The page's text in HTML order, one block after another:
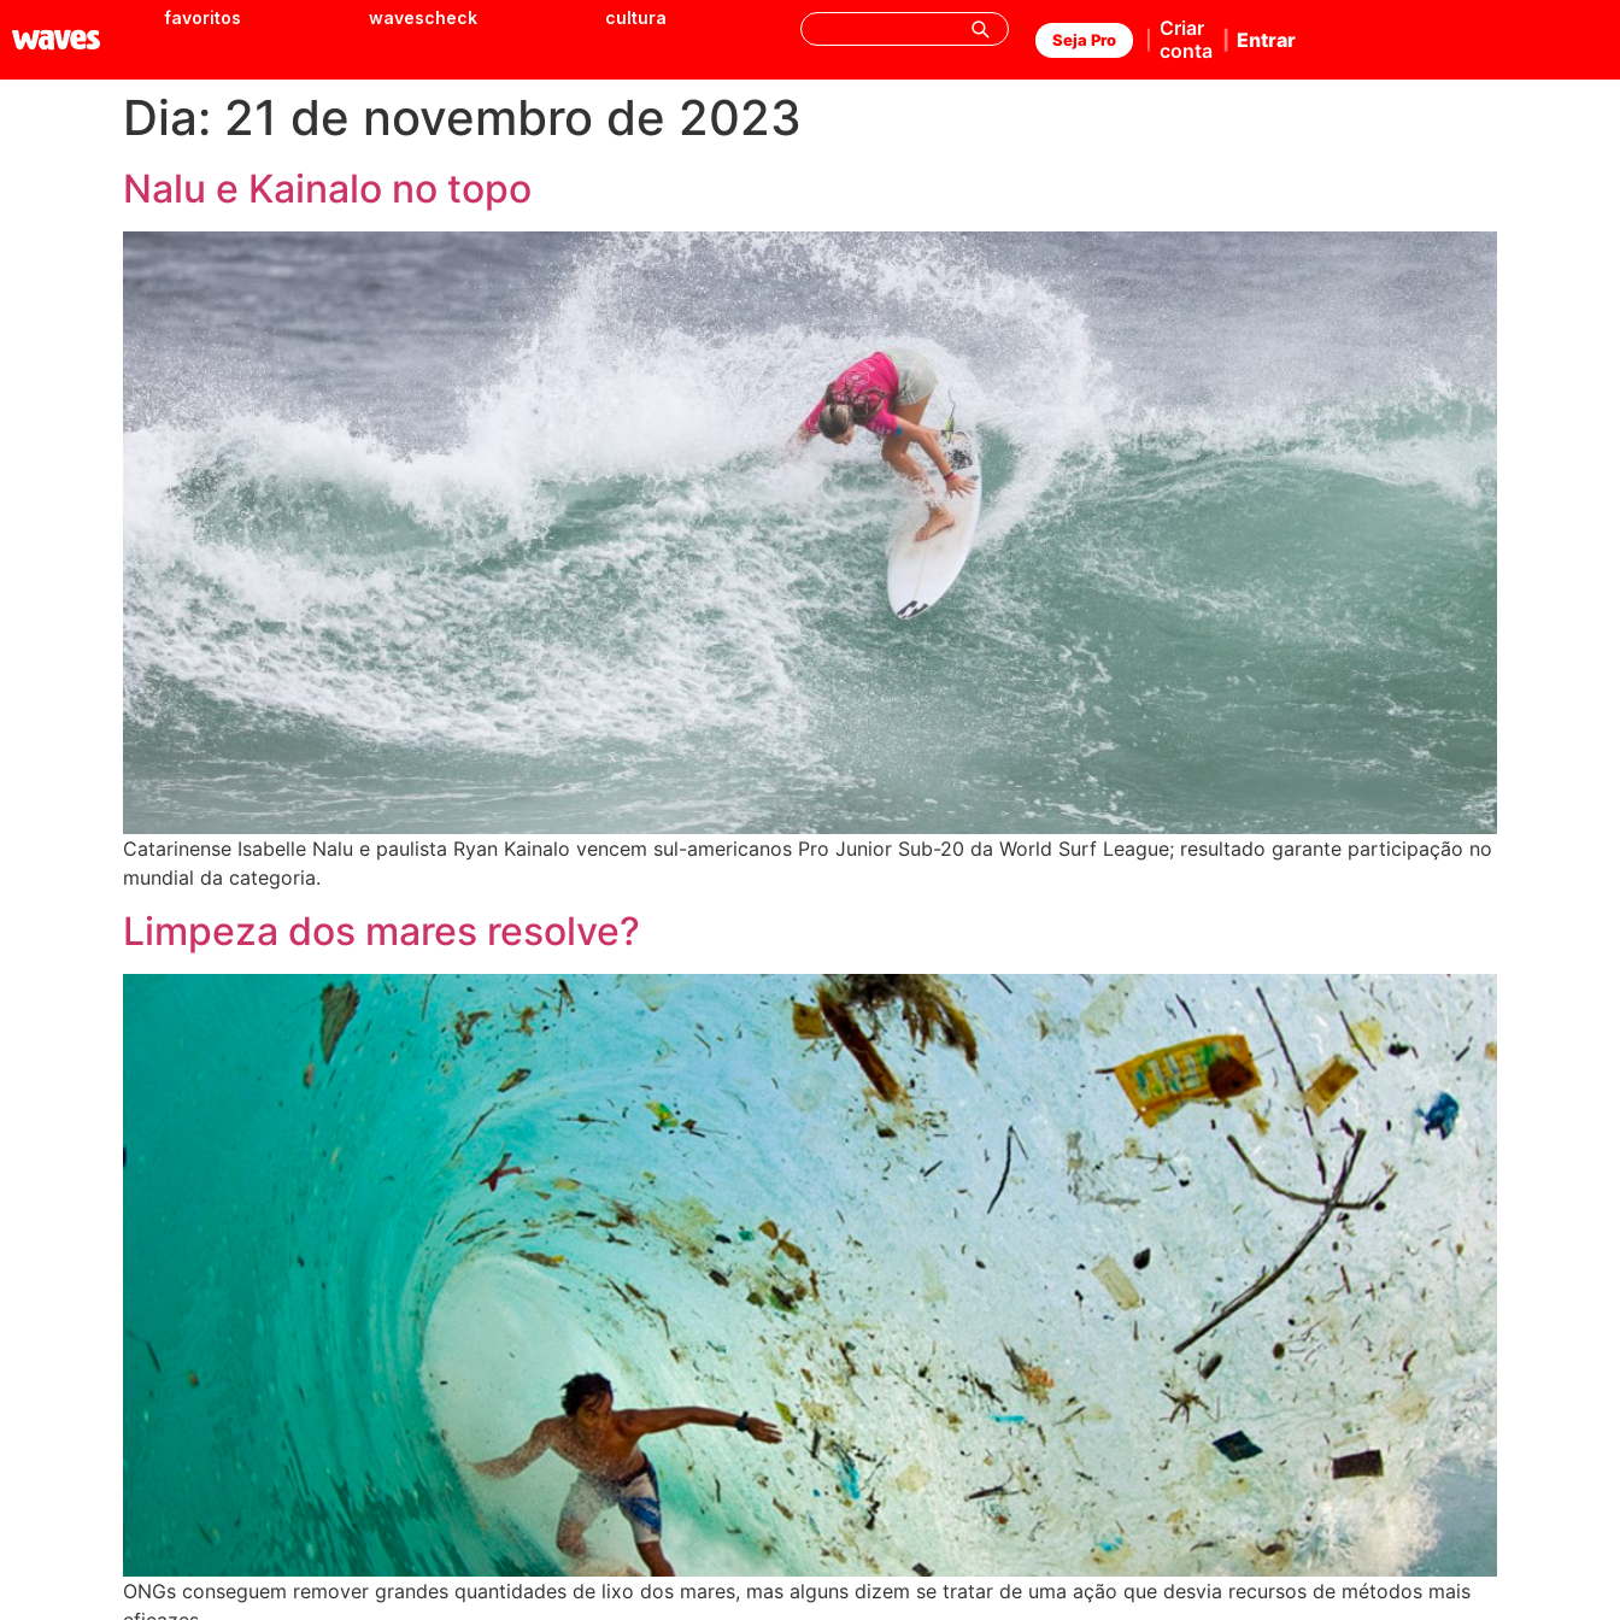
favoritos wavescheck cultura
Seja Pro
Criar
conta
Entrar
Dia: 21 de novembro de 2023
Nalu e Kainalo no topo
Catarinense Isabelle Nalu e paulista Ryan Kainalo vencem sul-americanos Pro Junior Sub-20 da World Surf League; resultado garante participação no
mundial da categoria.
Limpeza dos mares resolve?
ONGs conseguem remover grandes quantidades de lixo dos mares, mas alguns dizem se tratar de uma ação que desvia recursos de métodos mais